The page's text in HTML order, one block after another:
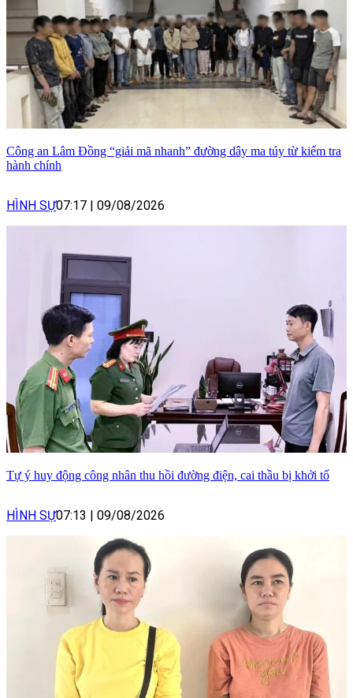
Công an Lâm Đồng “giải mã nhanh” đường dây ma túy từ kiểm tra
hành chính
HÌNH SỰ07:17 | 09/08/2026
Tự ý huy động công nhân thu hồi đường điện, cai thầu bị khởi tố
HÌNH SỰ07:13 | 09/08/2026